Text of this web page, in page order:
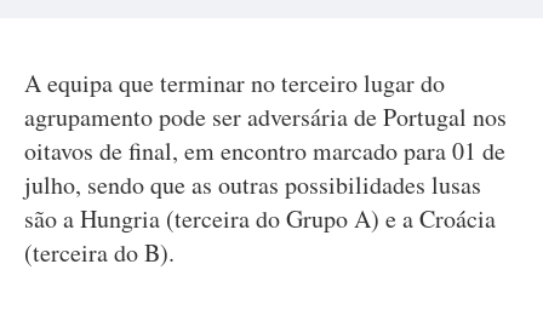
A equipa que terminar no terceiro lugar do
agrupamento pode ser adversária de Portugal nos
oitavos de final, em encontro marcado para 01 de
julho, sendo que as outras possibilidades lusas
são a Hungria (terceira do Grupo A) e a Croácia
(terceira do B).